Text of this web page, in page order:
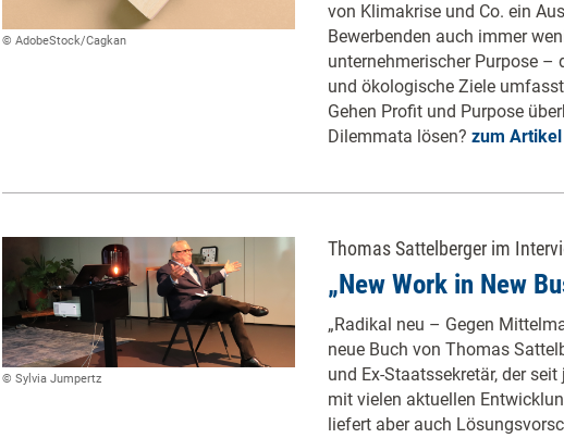
© AdobeStock/Cagkan
von Klimakrise und Co. ein
Bewerbenden auch immer
unternehmerischer Purpose –
und ökologische Ziele
Gehen Profit und Purpose
Dilemmata lösen? zum Artikel
© Sylvia Jumpertz
Thomas Sattelberger im
„New Work in New
„Radikal neu – Gegen
neue Buch von Thomas
und Ex-Staatssekretär, der
mit vielen aktuellen
liefert aber auch